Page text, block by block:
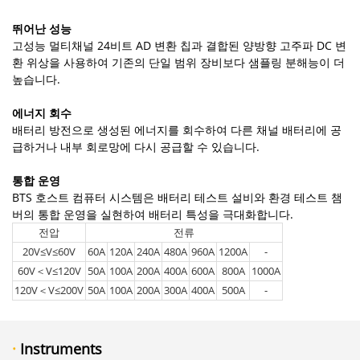
뛰어난 성능
고성능 멀티채널 24비트 AD 변환 칩과 결합된 양방향 고주파 DC 변
환 위상을 사용하여 기존의 단일 범위 장비보다 샘플링 분해능이 더
높습니다.
에너지 회수
배터리 방전으로 생성된 에너지를 회수하여 다른 채널 배터리에 공
급하거나 내부 회로망에 다시 공급할 수 있습니다.
통합 운영
BTS 호스트 컴퓨터 시스템은 배터리 테스트 설비와 환경 테스트 챔
버의 통합 운영을 실현하여 배터리 특성을 극대화합니다.
전압
전류
20V≤V≤60V
60A 120A 240A 480A 960A 1200A
-
60V＜V≤120V 50A 100A 200A 400A 600A 800A 1000A
120V＜V≤200V 50A 100A 200A 300A 400A 500A -
· Instruments